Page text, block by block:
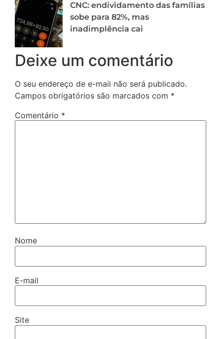
CNC: endividamento das famílias
sobe para 82%, mas
inadimplência cai
Deixe um comentário
O seu endereço de e-mail não será publicado.
Campos obrigatórios são marcados com *
Comentário *
Nome
E-mail
Site